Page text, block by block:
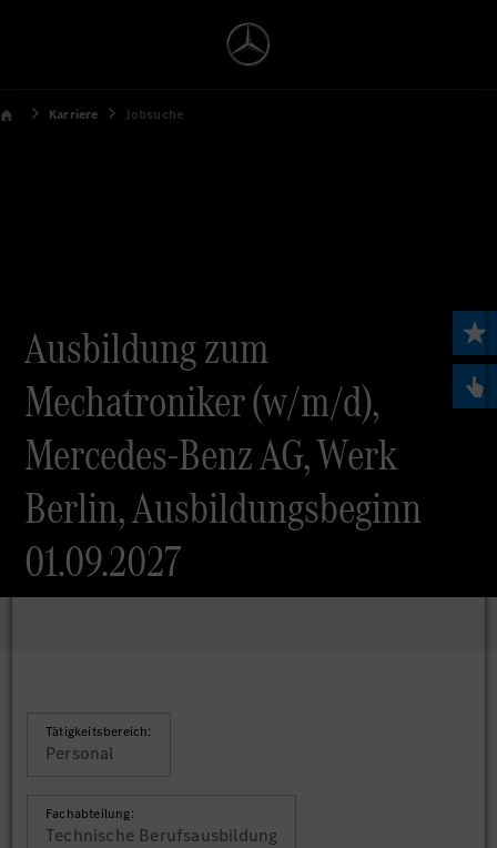
Karriere Jobsuche
Ausbildung zum
Mechatroniker (w/m/d),
Mercedes-Benz AG, Werk
Berlin, Ausbildungsbeginn
01.09.2027
Tätigkeitsbereich:
Personal
Fachabteilung:
Technische Berufsausbildung